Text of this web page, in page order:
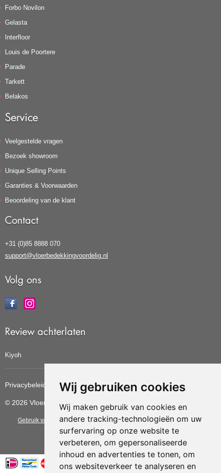
Wij gebruiken cookies
Wij maken gebruik van cookies en
andere tracking-technologieën om uw
surfervaring op onze website te
verbeteren, om gepersonaliseerde
inhoud en advertenties te tonen, om
ons websiteverkeer te analyseren en
Forbo Novilon
Gelasta
Interfloor
Louis de Poortere
Parade
Tarkett
Belakos
Service
Veelgestelde vragen
Bezoek showroom
Unique Selling Points
Garanties & Voorwaarden
Beoordeling van de klant
Contact
+31 (0)85 8888 070
support@vloerbedekkingvoordelig.nl
Volg ons
Review achterlaten
Kiyoh
Privacybeleid Cookiebeleid Update cookies voorkeuren
© 2026 Vloerbedekkingvoordelig
Gebruik van deze site betekent dat u dealgemene voorwaarden van CBW
erkende woonwinkels accepteert.